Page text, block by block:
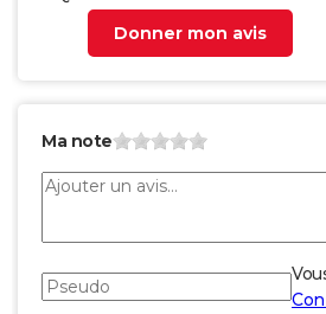
Donner mon avis
Ma note